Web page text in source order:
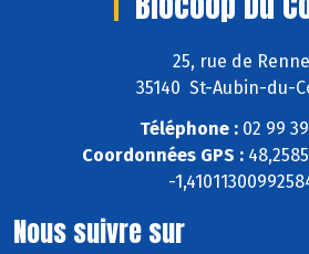
25, rue de
35140 St-Aubin-du-
Téléphone :02 99
Coordonnées GPS :
-
Nous suivre sur